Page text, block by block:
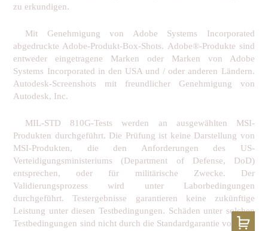
zu erkundigen.
Mit Genehmigung von Adobe Systems Incorporated
abgedruckte Adobe-Produkt-Box-Shots. Adobe®-Produkte sind
entweder eingetragene Marken oder Marken von Adobe
Systems Incorporated in den USA und / oder anderen Ländern.
Autodesk-Screenshots mit freundlicher Genehmigung von
Autodesk, Inc.
MIL-STD 810G-Tests werden an ausgewählten MSI-
Produkten durchgeführt. Die Prüfung ist keine Darstellung von
MSI-Produkten, die den Anforderungen des US-
Verteidigungsministeriums (Department of Defense, DoD)
entsprechen, oder für militärische Zwecke. Der
Validierungsprozess wird unter Laborbedingungen
durchgeführt. Testergebnisse garantieren keine zukünftige
Leistung unter diesen Testbedingungen. Schäden unter solchen
Testbedingungen sind nicht durch die Standardgarantie von MSI